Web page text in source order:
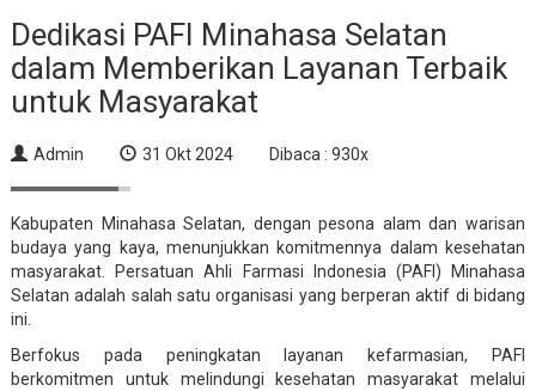
Dedikasi PAFI Minahasa Selatan
dalam Memberikan Layanan Terbaik
untuk Masyarakat
Admin 31 Okt 2024 Dibaca : 930x
Kabupaten Minahasa Selatan, dengan pesona alam dan warisan
budaya yang kaya, menunjukkan komitmennya dalam kesehatan
masyarakat. Persatuan Ahli Farmasi Indonesia (PAFI) Minahasa
Selatan adalah salah satu organisasi yang berperan aktif di bidang
ini.
Berfokus pada peningkatan layanan kefarmasian, PAFI
berkomitmen untuk melindungi kesehatan masyarakat melalui